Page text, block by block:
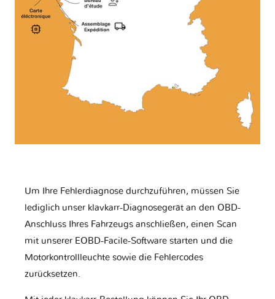
Um Ihre Fehlerdiagnose durchzuführen, müssen Sie
lediglich unser klavkarr-Diagnosegerät an den OBD-
Anschluss Ihres Fahrzeugs anschließen, einen Scan
mit unserer EOBD-Facile-Software starten und die
Motorkontrollleuchte sowie die Fehlercodes
zurücksetzen.